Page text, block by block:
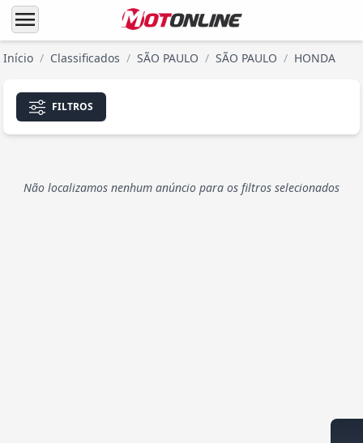
menu
Início / Classificados / SÃO PAULO / SÃO PAULO / HONDA
FILTROS
Não localizamos nenhum anúncio para os filtros selecionados